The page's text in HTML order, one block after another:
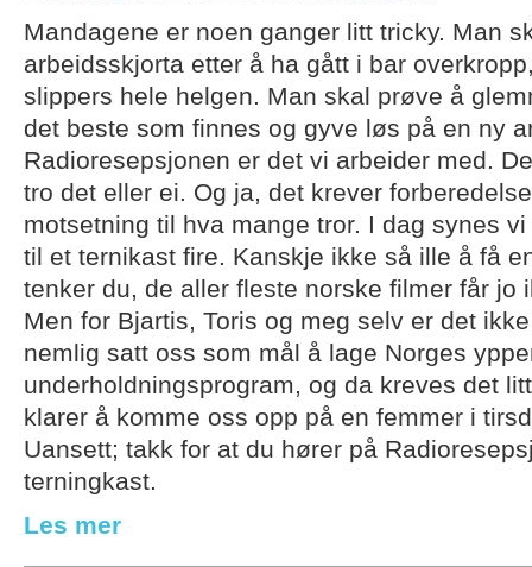
Mandagene er noen ganger litt tricky. Man
arbeidsskjorta etter å ha gått i bar
slippers hele helgen. Man skal prøve å
det beste som finnes og gyve løs på en ny
Radioresepsjonen er det vi arbeider med.
tro det eller ei. Og ja, det krever
motsetning til hva mange tror. I dag synes
til et ternikast fire. Kanskje ikke så ille å få
tenker du, de aller fleste norske filmer får jo
Men for Bjartis, Toris og meg selv er det
nemlig satt oss som mål å lage Norges
underholdningsprogram, og da kreves det
klarer å komme oss opp på en femmer i
Uansett; takk for at du hører på
terningkast.
Les mer